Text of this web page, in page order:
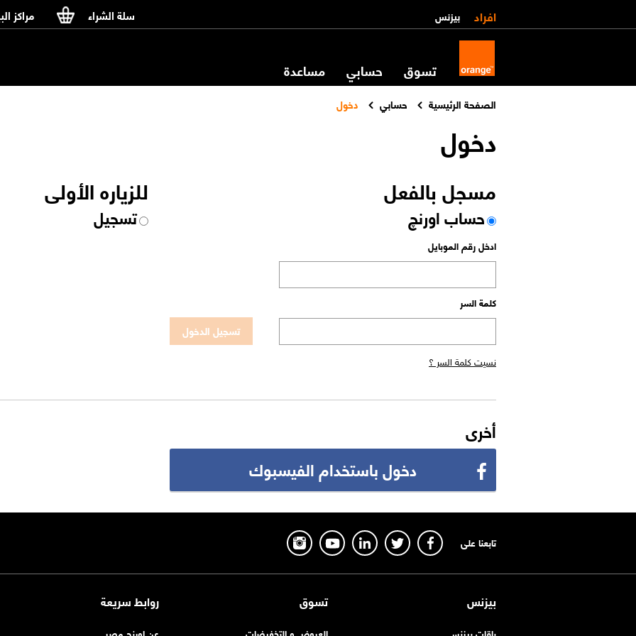
افراد بيزنس سلة الشراء مراكز
تسوق حسابي مساعدة
الصفحة الرئيسية حسابي دخول
دخول
مسجل بالفعل
حساب اورنچ
ادخل رقم الموبايل
كلمة السر
نسيت كلمة السر ؟
للزياره الأولى
تسجيل
أخرى
دخول باستخدام الفيسبوك
تابعنا على
بيزنس تسوق روابط سريعة